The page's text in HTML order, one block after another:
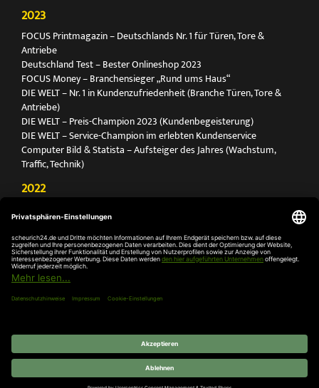
2023
FOCUS Printmagazin – Deutschlands Nr. 1 für Türen, Tore &
Antriebe
Deutschland Test – Bester Onlineshop 2023
FOCUS Money – Branchensieger „Rund ums Haus“
DIE WELT – Nr. 1 in Kundenzufriedenheit (Branche Türen, Tore &
Antriebe)
DIE WELT – Preis-Champion 2023 (Kundenbegeisterung)
DIE WELT – Service-Champion im erlebten Kundenservice
Computer Bild & Statista – Aufsteiger des Jahres (Wachstum,
Traffic, Technik)
2022
Antriebe
Deutschland Test – Bester Onlineshop 2022
FOCUS Money – Branchensieger „Rund ums Haus“
DIE WELT – Service-Champion im erlebten Kundenservice
DIE WELT – Branchengewinner Gold-Rang (Türen, Tore & Antriebe)